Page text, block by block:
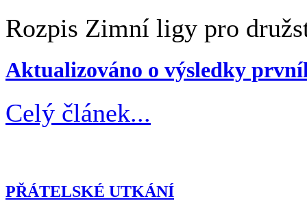
Rozpis Zimní ligy pro
Aktualizováno o výsledky
Celý článek...
PŘÁTELSKÉ UTKÁNÍ